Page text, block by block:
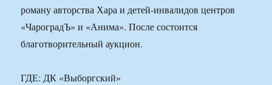
роману авторства Хара и детей-инвалидов центров
«ЧароградЪ» и «Анима». После состоится
благотворительный аукцион.
ГДЕ: ДК «Выборгский»